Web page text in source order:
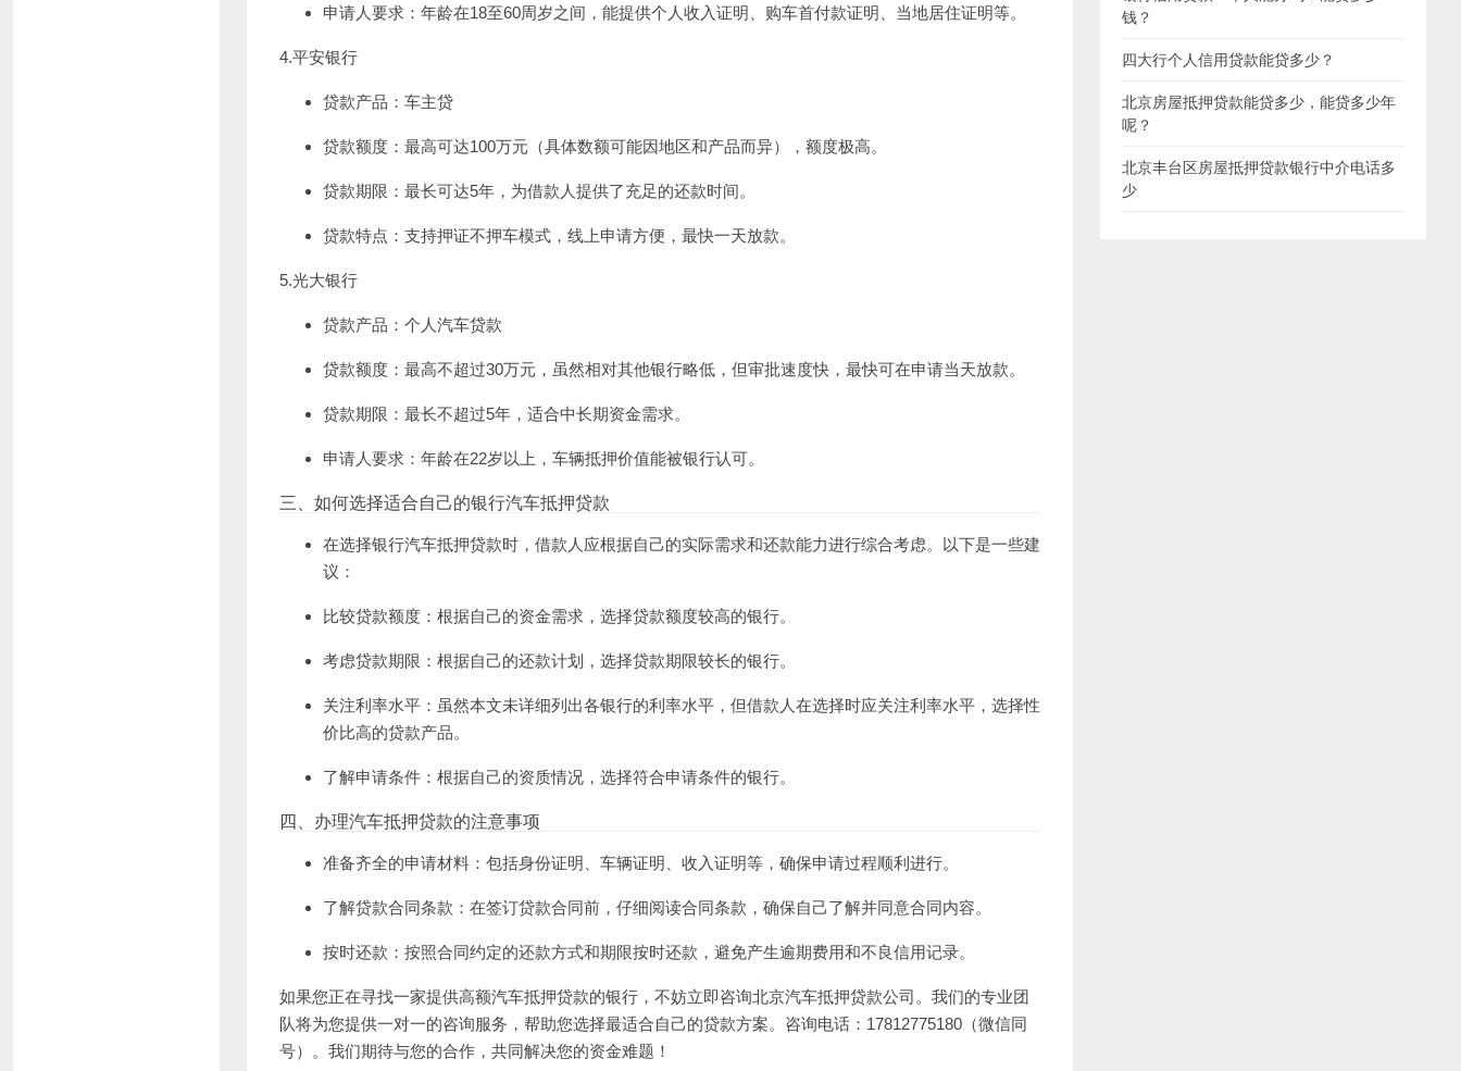
申请人要求：年龄在18至60周岁之间，能提供个人收入证明、购车首付款证明、当地居住证明等。
4.平安银行
贷款产品：车主贷
贷款额度：最高可达100万元（具体数额可能因地区和产品而异），额度极高。
贷款期限：最长可达5年，为借款人提供了充足的还款时间。
贷款特点：支持押证不押车模式，线上申请方便，最快一天放款。
5.光大银行
贷款产品：个人汽车贷款
贷款额度：最高不超过30万元，虽然相对其他银行略低，但审批速度快，最快可在申请当天放款。
贷款期限：最长不超过5年，适合中长期资金需求。
申请人要求：年龄在22岁以上，车辆抵押价值能被银行认可。
三、如何选择适合自己的银行汽车抵押贷款
在选择银行汽车抵押贷款时，借款人应根据自己的实际需求和还款能力进行综合考虑。以下是一些建
议：
比较贷款额度：根据自己的资金需求，选择贷款额度较高的银行。
考虑贷款期限：根据自己的还款计划，选择贷款期限较长的银行。
关注利率水平：虽然本文未详细列出各银行的利率水平，但借款人在选择时应关注利率水平，选择性
价比高的贷款产品。
了解申请条件：根据自己的资质情况，选择符合申请条件的银行。
四、办理汽车抵押贷款的注意事项
准备齐全的申请材料：包括身份证明、车辆证明、收入证明等，确保申请过程顺利进行。
了解贷款合同条款：在签订贷款合同前，仔细阅读合同条款，确保自己了解并同意合同内容。
按时还款：按照合同约定的还款方式和期限按时还款，避免产生逾期费用和不良信用记录。
如果您正在寻找一家提供高额汽车抵押贷款的银行，不妨立即咨询北京汽车抵押贷款公司。我们的专业团
队将为您提供一对一的咨询服务，帮助您选择最适合自己的贷款方案。咨询电话：17812775180（微信同
号）。我们期待与您的合作，共同解决您的资金难题！
钱？
四大行个人信用贷款能贷多少？
北京房屋抵押贷款能贷多少，能贷多少年
呢？
北京丰台区房屋抵押贷款银行中介电话多
少